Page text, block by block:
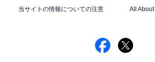
当サイトの情報についての注意
All